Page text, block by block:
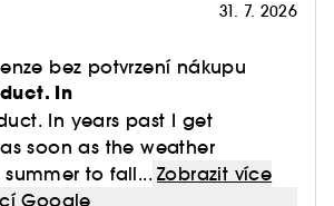
31. 7. 2026
bez potvrzení nákupu
In
In years past I get
soon as the weather
to fall... Zobrazit více
Google